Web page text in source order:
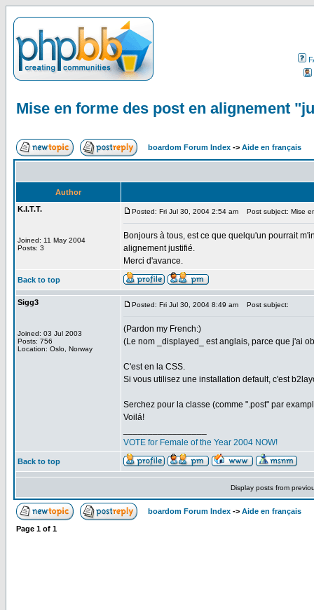
Mise en forme des post en alignement
boardom Forum Index -> Aide en français
Author
K.I.T.T.
Joined: 11 May 2004
Posts: 3
Posted: Fri Jul 30, 2004 2:54 am Post subject: Mise
Bonjours à tous, est ce que quelqu'un pourrait
alignement justifié.
Merci d'avance.
Back to top
Sigg3
Joined: 03 Jul 2003
Posts: 756
Location: Oslo, Norway
Posted: Fri Jul 30, 2004 8:49 am Post subject:
(Pardon my French:)
(Le nom _displayed_ est anglais, parce que j'ai
C'est en la CSS.
Si vous utilisez une installation default, c'est
Serchez pour la classe (comme ".post" par
Voilá!
VOTE for Female of the Year 2004 NOW!
Back to top
Display posts from
boardom Forum Index -> Aide en français
Page 1 of 1